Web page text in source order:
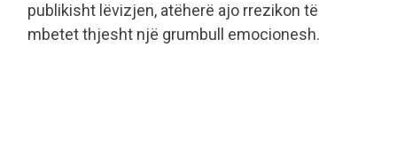
publikisht lëvizjen, atëherë ajo rrezikon të
mbetet thjesht një grumbull emocionesh.